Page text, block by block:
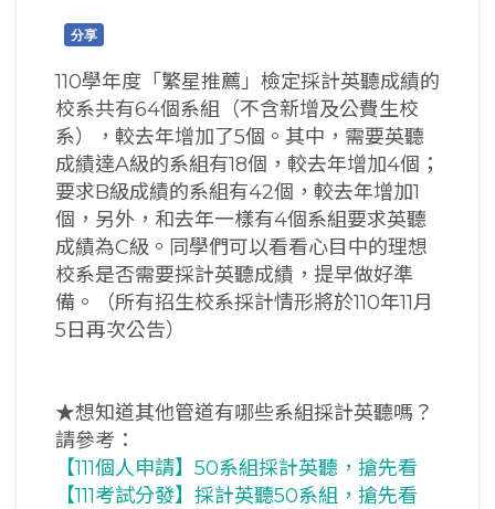
分享
110學年度「繁星推薦」檢定採計英聽成績的
校系共有64個系組（不含新增及公費生校
系），較去年增加了5個。其中，需要英聽
成績達A級的系組有18個，較去年增加4個；
要求B級成績的系組有42個，較去年增加1
個，另外，和去年一樣有4個系組要求英聽
成績為C級。同學們可以看看心目中的理想
校系是否需要採計英聽成績，提早做好準
備。（所有招生校系採計情形將於110年11月
5日再次公告）
★想知道其他管道有哪些系組採計英聽嗎？
請參考：
【111個人申請】50系組採計英聽，搶先看
【111考試分發】採計英聽50系組，搶先看